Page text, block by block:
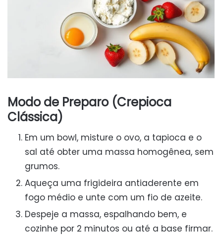
Modo de Preparo (Crepioca
Clássica)
Em um bowl, misture o ovo, a tapioca e o
sal até obter uma massa homogênea, sem
grumos.
Aqueça uma frigideira antiaderente em
fogo médio e unte com um fio de azeite.
Despeje a massa, espalhando bem, e
cozinhe por 2 minutos ou até a base firmar.